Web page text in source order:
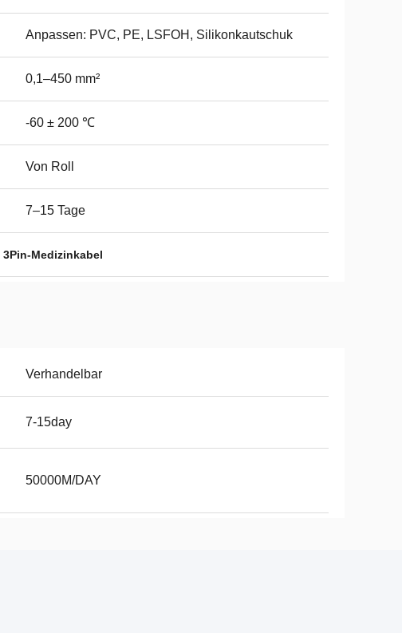
Anpassen: PVC, PE, LSFOH, Silikonkautschuk
0,1–450 mm²
-60 ± 200 ℃
Von Roll
7–15 Tage
3Pin-Medizinkabel
Verhandelbar
7-15day
50000M/DAY